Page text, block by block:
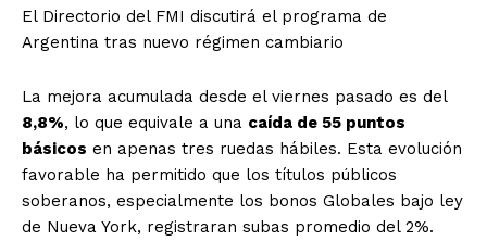
El Directorio del FMI discutirá el programa de
Argentina tras nuevo régimen cambiario
La mejora acumulada desde el viernes pasado es del
8,8%, lo que equivale a una caída de 55 puntos
básicos en apenas tres ruedas hábiles. Esta evolución
favorable ha permitido que los títulos públicos
soberanos, especialmente los bonos Globales bajo ley
de Nueva York, registraran subas promedio del 2%.